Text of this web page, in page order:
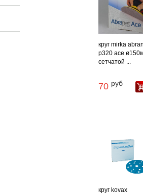
круг mirka
р320 ace
сетчатой ...
70 руб
круг kovax